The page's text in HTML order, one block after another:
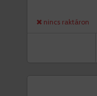
nincs raktáron